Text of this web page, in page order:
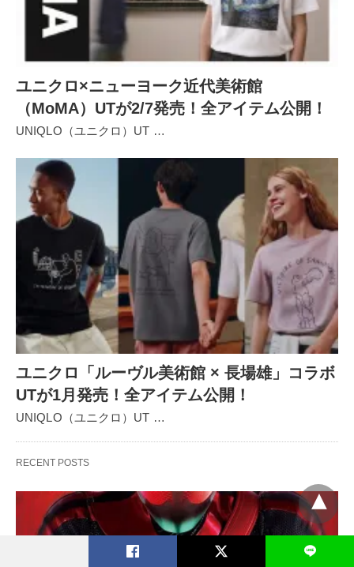
ユニクロ×ニューヨーク近代美術館
（MoMA）UTが2/7発売！全アイテム公開！
UNIQLO（ユニクロ）UT …
ユニクロ「ルーヴル美術館 × 長場雄」コラボ
UTが1月発売！全アイテム公開！
UNIQLO（ユニクロ）UT …
RECENT POSTS
L